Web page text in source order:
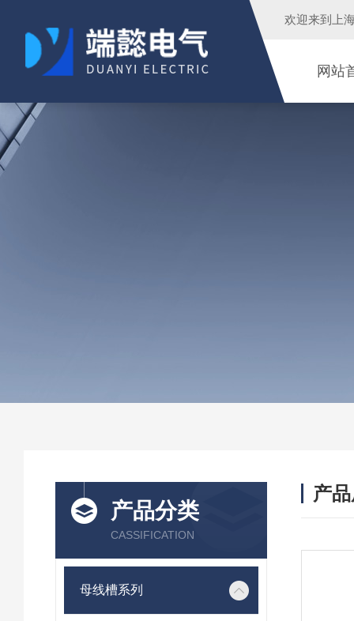
欢迎来到 上
网站
产品分类
CASSIFICATION
母线槽系列
产